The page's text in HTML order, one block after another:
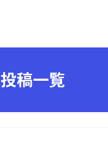
投稿一覧